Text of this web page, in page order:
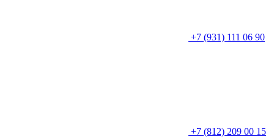
+7 (931) 111 06 90
+7 (812) 209 00 15